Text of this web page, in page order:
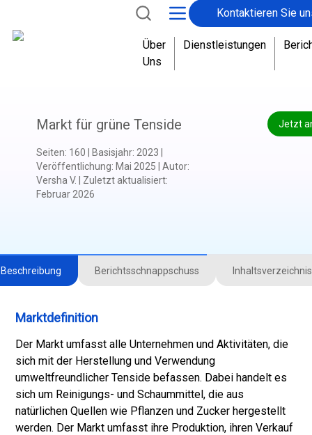
Kontaktieren Sie
Über
Uns
Dienstleistungen
Jetzt
Markt für grüne Tenside
Seiten: 160 Basisjahr: 2023
Veröffentlichung: Mai 2025 Autor:
Versha V.
Zuletzt aktualisiert:
Februar 2026
Beschreibung Berichtsschnappschuss Inhaltsverzeichnis
Marktdefinition
Der Markt umfasst alle Unternehmen und Aktivitäten, die
sich mit der Herstellung und Verwendung
umweltfreundlicher Tenside befassen. Dabei handelt es
sich um Reinigungs- und Schaummittel, die aus
natürlichen Quellen wie Pflanzen und Zucker hergestellt
werden. Der Markt umfasst ihre Produktion, ihren Verkauf
a